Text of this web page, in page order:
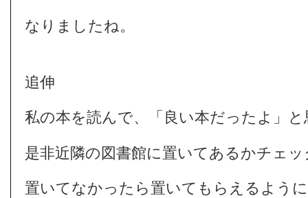
なりましたね。
追伸
私の本を読んで、「良い本だったよ」
是非近隣の図書館に置いてあるかチェ
置いてなかったら置いてもらえるよう